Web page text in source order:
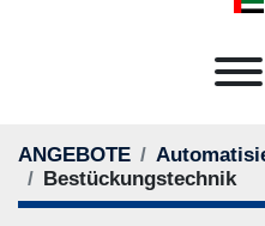
ANGEBOTE
Bestückungstechnik